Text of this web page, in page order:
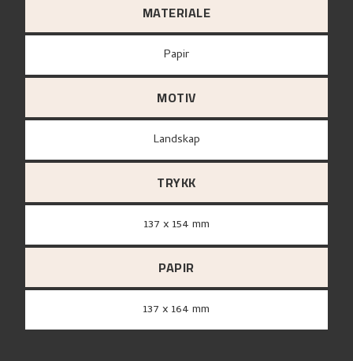
MATERIALE
papir
MOTIV
Landskap
TRYKK
137 x 154 mm
PAPIR
137 x 164 mm